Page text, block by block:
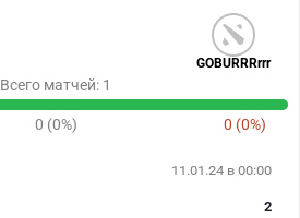
GOBURRRrrr
Всего матчей: 1
0 (0%) 0 (0%)
11.01.24 в 00:00
2